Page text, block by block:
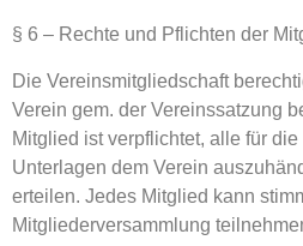
§ 6 – Rechte und Pflichten der
Die Vereinsmitgliedschaft
Verein gem. der Vereinssatzung
Mitglied ist verpflichtet, alle für
Unterlagen dem Verein
erteilen. Jedes Mitglied kann
Mitgliederversammlung